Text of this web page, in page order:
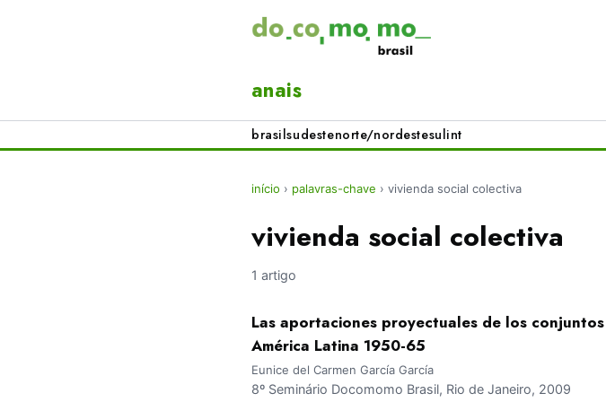
anais
brasilsudestenorte/nordestesulint
início › palavras-chave › vivienda social colectiva
vivienda social colectiva
1 artigo
Las aportaciones proyectuales de los
América Latina 1950-65
Eunice del Carmen García García
8º Seminário Docomomo Brasil, Rio de Janeiro, 2009